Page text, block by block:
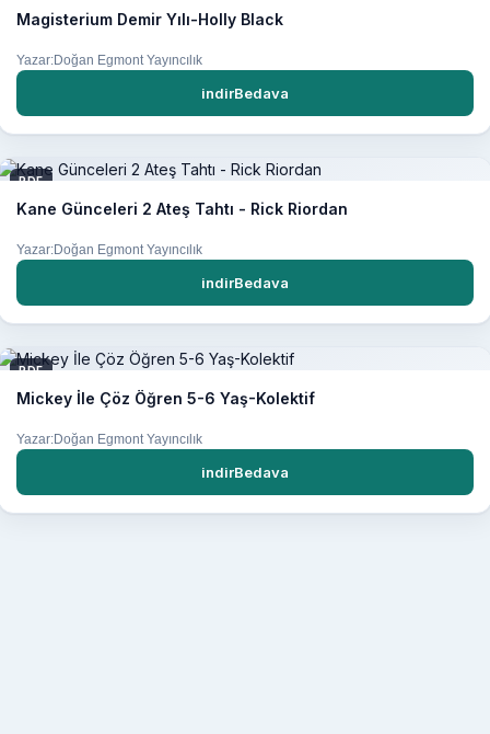
Magisterium Demir Yılı-Holly Black
Yazar:Doğan Egmont Yayıncılık
indirBedava
PDF
Kane Günceleri 2 Ateş Tahtı - Rick Riordan
Yazar:Doğan Egmont Yayıncılık
indirBedava
PDF
Mickey İle Çöz Öğren 5-6 Yaş-Kolektif
Yazar:Doğan Egmont Yayıncılık
indirBedava